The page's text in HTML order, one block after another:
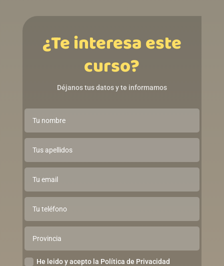
¿Te interesa este
curso?
Déjanos tus datos y te informamos
He leido y acepto la Política de Privacidad